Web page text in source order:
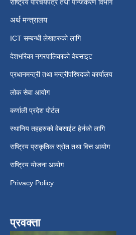
राष्ट्रिय परिचयपत्र तथा पन्जिकरण विभाग
अर्थ मन्त्रालय
ICT सम्बन्धी लेखहरुको लागि
देशभरिका नगरपालिकाको वेबसाइट
प्रधानमन्त्री तथा मन्त्रीपरिषदको कार्यालय
लोक सेवा आयोग
कर्णाली प्रदेश पोर्टल
स्थानिय तहहरुको वेबसाईट हेर्नको लागि
राष्ट्रिय प्राकृतिक स्रोत तथा वित्त आयोग
राष्ट्रिय योजना आयोग
Privacy Policy
प्रवक्ता